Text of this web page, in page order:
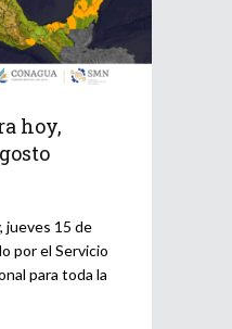
hoy,
jueves 15 de
por el Servicio
para toda la